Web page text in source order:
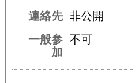
連絡先 非公開
一般参
加
不可